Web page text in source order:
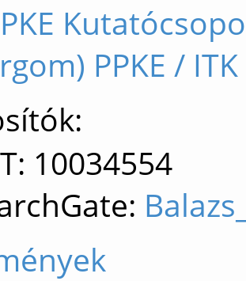
PPKE /
10034554